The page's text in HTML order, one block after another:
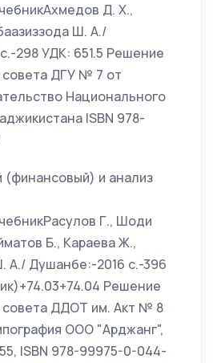
Д. Х.,
Ш. А./
298 УДК: 651.5 Решение
ДГУ № 7 от
Национального
ISBN 978-
(финансовый) и анализ
Г., Шоди
Б., Караева Ж.,
А./ Душанбе:-2016 с.-396
Решение
совета ДДОТ им. Акт № 8
ООО "Арджанг",
ISBN 978-99975-0-044-